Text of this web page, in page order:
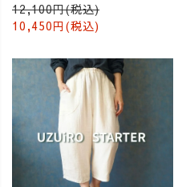
12,100円(税込)
10,450円(税込)